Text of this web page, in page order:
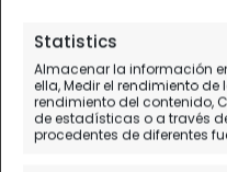
Statistics
Almacenar la información
ella, Medir el rendimiento
rendimiento del contenido,
de estadísticas o a través
procedentes de diferentes
Gadgets
útiles